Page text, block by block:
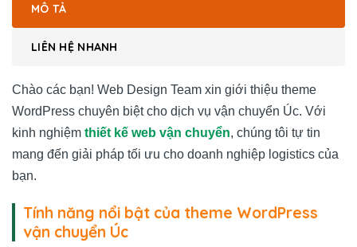
MÔ TẢ
LIÊN HỆ NHANH
Chào các bạn! Web Design Team xin giới thiệu theme
WordPress chuyên biệt cho dịch vụ vận chuyển Úc. Với
kinh nghiệm thiết kế web vận chuyển, chúng tôi tự tin
mang đến giải pháp tối ưu cho doanh nghiệp logistics của
bạn.
Tính năng nổi bật của theme WordPress
vận chuyển Úc